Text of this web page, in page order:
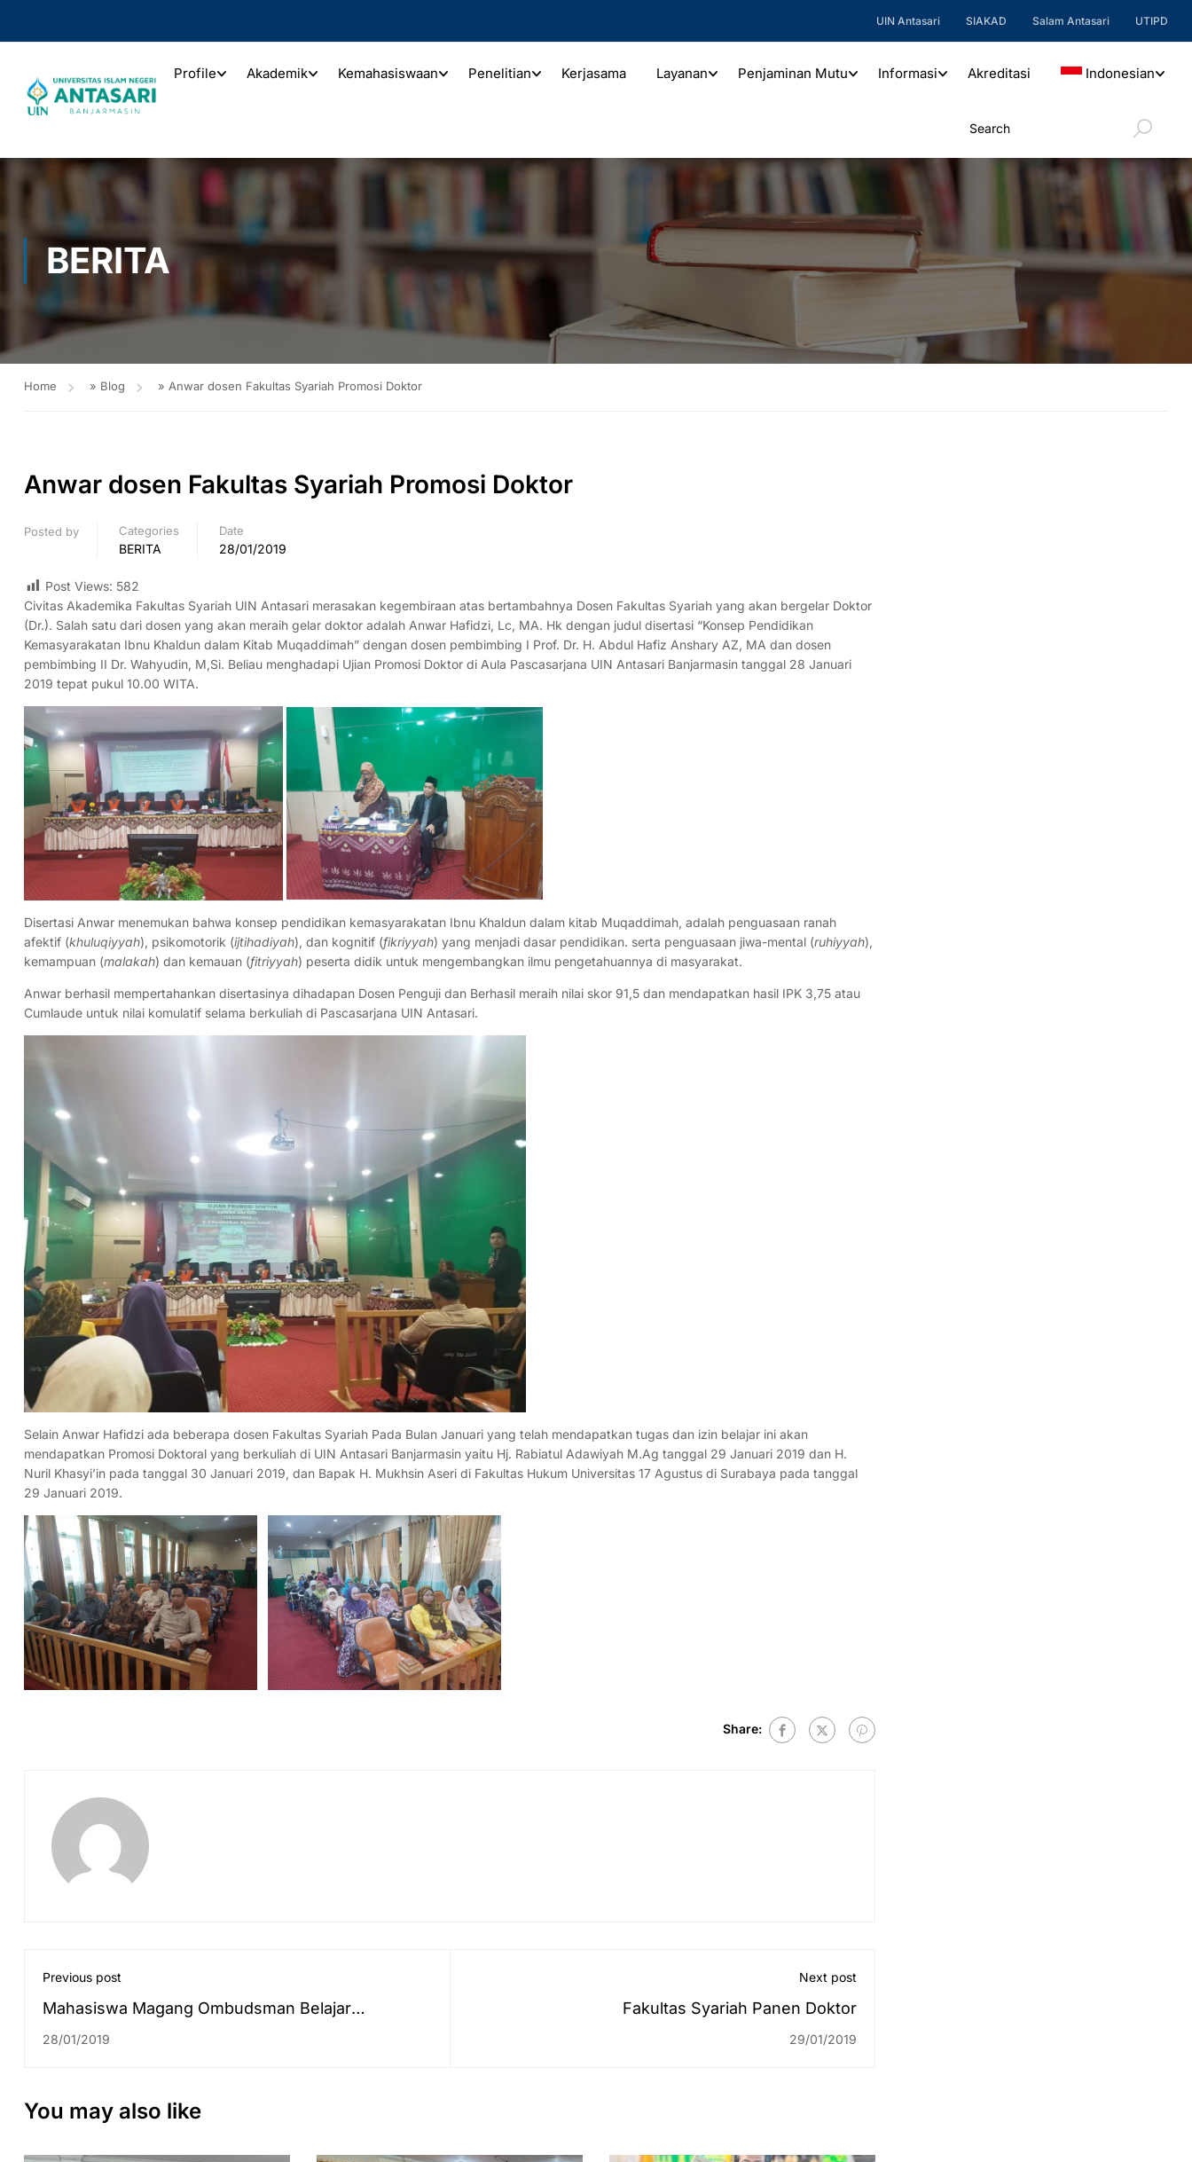
UIN Antasari SIAKAD Salam Antasari UTIPD
Profile Akademik Kemahasiswaan Penelitian Kerjasama Layanan Penjaminan Mutu Informasi Akreditasi Indonesian
BERITA
Home » Blog » Anwar dosen Fakultas Syariah Promosi Doktor
Anwar dosen Fakultas Syariah Promosi Doktor
Posted by Categories
BERITA
Date
28/01/2019
Post Views: 582
Civitas Akademika Fakultas Syariah UIN Antasari merasakan kegembiraan atas bertambahnya Dosen Fakultas Syariah yang akan bergelar Doktor
(Dr.). Salah satu dari dosen yang akan meraih gelar doktor adalah Anwar Hafidzi, Lc, MA. Hk dengan judul disertasi “Konsep Pendidikan
Kemasyarakatan Ibnu Khaldun dalam Kitab Muqaddimah” dengan dosen pembimbing I Prof. Dr. H. Abdul Hafiz Anshary AZ, MA dan dosen
pembimbing II Dr. Wahyudin, M,Si. Beliau menghadapi Ujian Promosi Doktor di Aula Pascasarjana UIN Antasari Banjarmasin tanggal 28 Januari
2019 tepat pukul 10.00 WITA.
Disertasi Anwar menemukan bahwa konsep pendidikan kemasyarakatan Ibnu Khaldun dalam kitab Muqaddimah, adalah penguasaan ranah
afektif (khuluqiyyah), psikomotorik (ijtihadiyah), dan kognitif (fikriyyah) yang menjadi dasar pendidikan. serta penguasaan jiwa-mental (ruhiyyah),
kemampuan (malakah) dan kemauan (fitriyyah) peserta didik untuk mengembangkan ilmu pengetahuannya di masyarakat.
Anwar berhasil mempertahankan disertasinya dihadapan Dosen Penguji dan Berhasil meraih nilai skor 91,5 dan mendapatkan hasil IPK 3,75 atau
Cumlaude untuk nilai komulatif selama berkuliah di Pascasarjana UIN Antasari.
Selain Anwar Hafidzi ada beberapa dosen Fakultas Syariah Pada Bulan Januari yang telah mendapatkan tugas dan izin belajar ini akan
mendapatkan Promosi Doktoral yang berkuliah di UIN Antasari Banjarmasin yaitu Hj. Rabiatul Adawiyah M.Ag tanggal 29 Januari 2019 dan H.
Nuril Khasyi’in pada tanggal 30 Januari 2019, dan Bapak H. Mukhsin Aseri di Fakultas Hukum Universitas 17 Agustus di Surabaya pada tanggal
29 Januari 2019.
Share:
Previous post
Mahasiswa Magang Ombudsman Belajar
Pelayanan RSUD Ulin
28/01/2019
Next post
Fakultas Syariah Panen Doktor
29/01/2019
You may also like